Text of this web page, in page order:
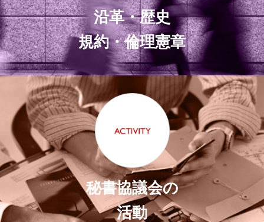
沿革・歴史
規約・倫理憲章
秘書協議会の
活動